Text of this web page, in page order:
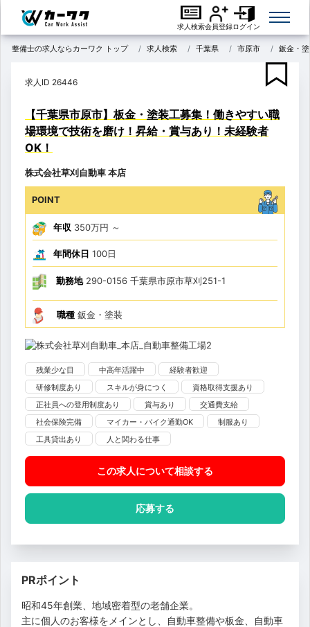
求人検索会員登録ログイン
整備士の求人ならカーワク トップ 求人検索 千葉県 市原市 鈑金・
求人ID 26446
【千葉県市原市】板金・塗装工募集！働きやすい職
場環境で技術を磨け！昇給・賞与あり！未経験者
OK！
株式会社草刈自動車 本店
POINT
年収 350万円 ～
年間休日 100日
勤務地290-0156 千葉県市原市草刈251-1
職種 鈑金・塗装
残業少な目 中高年活躍中
経験者歓迎
研修制度あり
スキルが身につく
資格取得支援あり
正社員への登用制度あり
賞与あり
交通費支給
社会保険完備
マイカー・バイク通勤OK
制服あり
工具貸出あり
人と関わる仕事
この求人について相談する
応募する
PRポイント
昭和45年創業、地域密着型の老舗企業。
主に個人のお客様をメインとし、自動車整備や板金、自動車